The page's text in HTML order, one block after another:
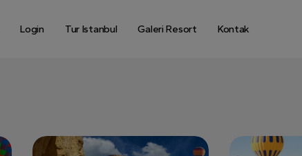
Login Tur Istanbul Galeri Resort Kontak